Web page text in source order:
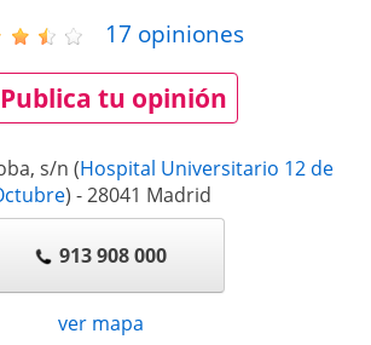
17 opiniones
Publica tu opinión
s/n (Hospital Universitario 12 de
) -28041 Madrid
913 908 000
ver mapa